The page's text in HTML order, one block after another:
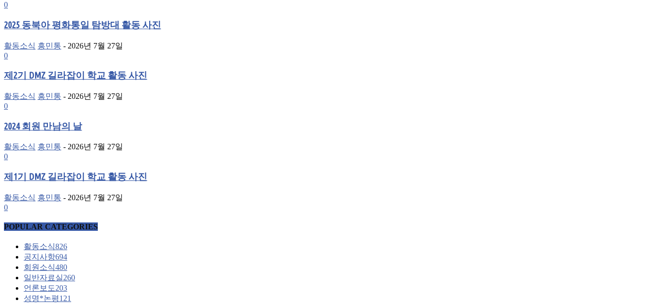
0
2025 동북아 평화통일 탐방대 활동 사진
활동소식 흥민통 - 2026년 7월 27일
0
제2기 DMZ 길라잡이 학교 활동 사진
활동소식 흥민통 - 2026년 7월 27일
0
2024 회원 만남의 날
활동소식 흥민통 - 2026년 7월 27일
0
제1기 DMZ 길라잡이 학교 활동 사진
활동소식 흥민통 - 2026년 7월 27일
0
POPULAR CATEGORIES
활동소식826
공지사항694
회원소식480
일반자료실260
언론보도203
성명*논평121